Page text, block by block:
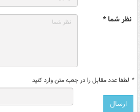
نظر شما *
* لطفا عدد مقابل را در جعبه متن وارد کنید